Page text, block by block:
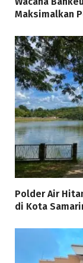
Maksimalkan
Polder Air
di Kota